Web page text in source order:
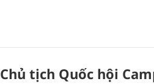
Chủ tịch Quốc hội